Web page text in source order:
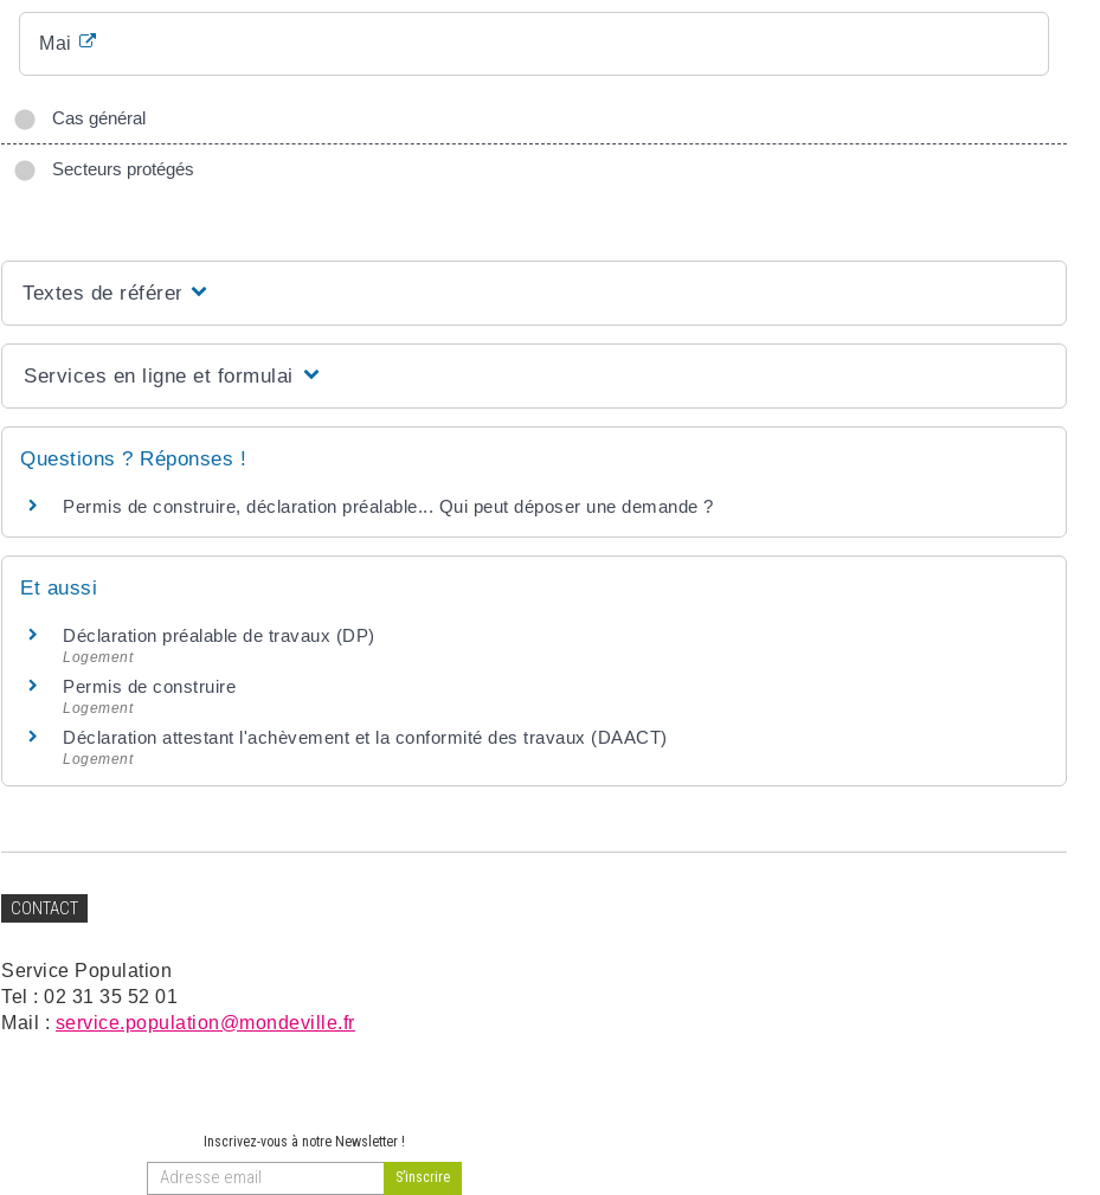
Mairie
Cas général
Secteurs protégés
Textes de référence
Services en ligne et formulaires
Questions ? Réponses !
Permis de construire, déclaration préalable... Qui peut déposer une demande ?
Et aussi
Déclaration préalable de travaux (DP)
Logement
Permis de construire
Logement
Déclaration attestant l'achèvement et la conformité des travaux (DAACT)
Logement
CONTACT
Service Population
Tel : 02 31 35 52 01
Mail : service.population@mondeville.fr
Inscrivez-vous à notre Newsletter !